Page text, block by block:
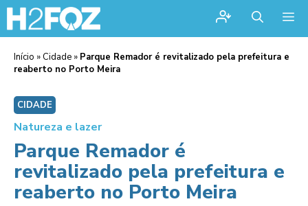
Início » Cidade » Parque Remador é revitalizado pela prefeitura e
reaberto no Porto Meira
CIDADE
Natureza e lazer
Parque Remador é
revitalizado pela prefeitura e
reaberto no Porto Meira